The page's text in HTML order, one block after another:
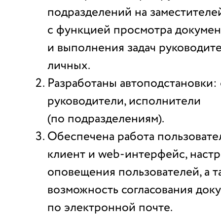
подразделений на
с функцией просмотра
и выполнения задач
личных.
Разработаны
руководители, исполнители
(по подразделениям).
Обеспечена работа
клиент и web-интерфейс,
оповещения пользователей, а
возможность согласования
по электронной почте.